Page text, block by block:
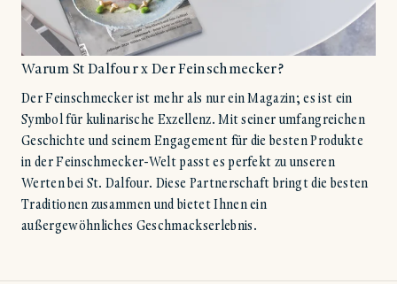
Warum St Dalfour x Der Feinschmecker?
Der Feinschmecker ist mehr als nur ein Magazin; es ist ein
Symbol für kulinarische Exzellenz. Mit seiner umfangreichen
Geschichte und seinem Engagement für die besten Produkte
in der Feinschmecker-Welt passt es perfekt zu unseren
Werten bei St. Dalfour. Diese Partnerschaft bringt die besten
Traditionen zusammen und bietet Ihnen ein
außergewöhnliches Geschmackserlebnis.